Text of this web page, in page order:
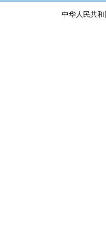
中华人民共